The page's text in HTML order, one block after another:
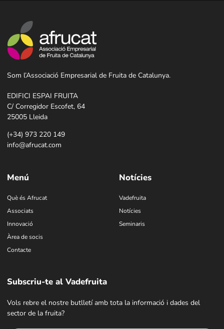
Som l’Associació Empresarial de Fruita de Catalunya.
EDIFICI ESPAI FRUITA
C/ Corregidor Escofet, 64
25005 Lleida
(+34) 973 220 149
info@afrucat.com
Menú
Què és Afrucat
Associats
Innovació
Àrea de socis
Contacte
Notícies
Vadefruita
Notícies
Seminaris
Subscriu-te al Vadefruita
Vols rebre el nostre butlletí amb tota la informació i dades del
sector de la fruita?